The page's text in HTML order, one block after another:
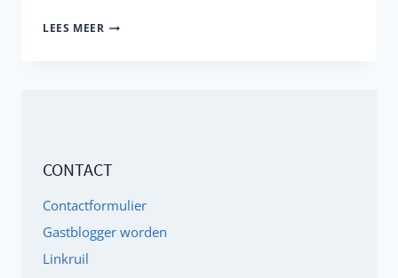
LEES MEER 9
MET
EN
CONTACT
Contactformulier
Gastblogger worden
Linkruil